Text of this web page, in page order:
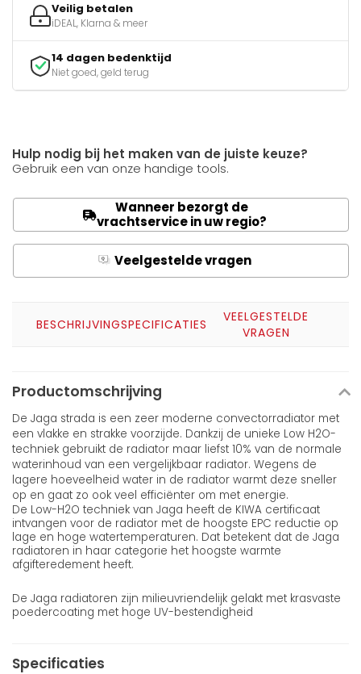
Veilig betalen
iDEAL, Klarna & meer
14 dagen bedenktijd
Niet goed, geld terug
Hulp nodig bij het maken van de juiste keuze?
Gebruik een van onze handige tools.
Wanneer bezorgt de
vrachtservice in uw regio?
Q Veelgestelde vragen
BESCHRIJVINGSPECIFICATIES
VEELGESTELDE
VRAGEN
Productomschrijving
De Jaga strada is een zeer moderne convectorradiator met
een vlakke en strakke voorzijde. Dankzij de unieke Low H2O-
techniek gebruikt de radiator maar liefst 10% van de normale
waterinhoud van een vergelijkbaar radiator. Wegens de
lagere hoeveelheid water in de radiator warmt deze sneller
op en gaat zo ook veel efficiënter om met energie.
De Low-H2O techniek van Jaga heeft de KIWA certificaat
intvangen voor de radiator met de hoogste EPC reductie op
lage en hoge watertemperaturen. Dat betekent dat de Jaga
radiatoren in haar categorie het hoogste warmte
afgifteredement heeft.
De Jaga radiatoren zijn milieuvriendelijk gelakt met krasvaste
poedercoating met hoge UV-bestendigheid
Specificaties